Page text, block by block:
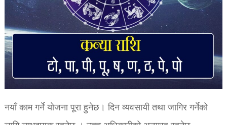
नयाँ काम गर्ने योजना पूरा हुनेछ। दिन व्यवसायी तथा जागिर गर्नेको